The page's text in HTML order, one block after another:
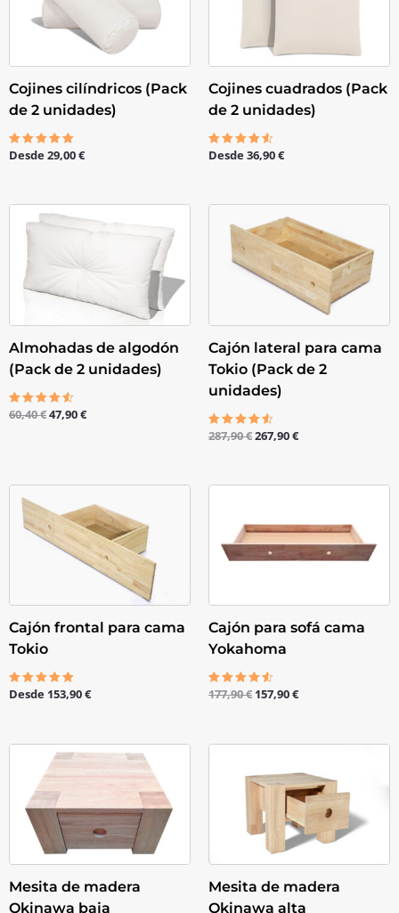
Cojines cilíndricos (Pack
de 2 unidades)
Valorado
Desde29,00€
Cojines cuadrados (Pack
de 2 unidades)
Valorado
Desde36,90€
Almohadas de algodón
(Pack de 2 unidades)
Valorado
60,40€
El
precio
60,40 €.
47,90€
El
precio
Cajón lateral para cama
Tokio (Pack de 2
unidades)
Valorado
287,90€
El
precio
original
era:
287,90 €.
267,90€
El
precio
actual
es:
267,90 €.
Cajón frontal para cama
Tokio
Valorado
Desde 153,90€
Cajón para sofá cama
Yokahoma
Valorado
177,90€
El
era:
177,90 €.
157,90€
El
es:
157,90 €.
Mesita de madera
Okinawa baja
Mesita de madera
Okinawa alta